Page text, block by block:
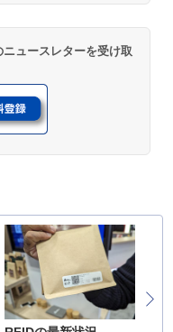
ュースレターを受け取